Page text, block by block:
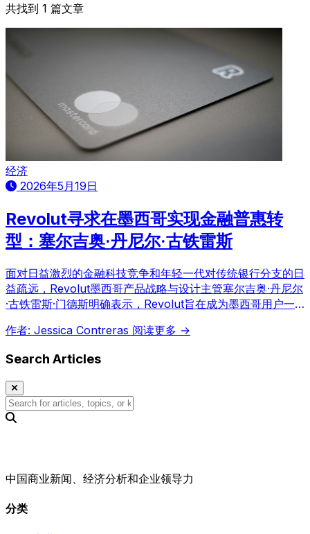
共找到 1 篇文章
经济
2026年5月19日
Revolut寻求在墨西哥实现金融普惠转
型：塞尔吉奥·丹尼尔·古铁雷斯
面对日益激烈的金融科技竞争和年轻一代对传统银行分支的日
益疏远，Revolut墨西哥产品战略与设计主管塞尔吉奥·丹尼尔
·古铁雷斯·门德斯明确表示，Revolut旨在成为墨西哥用户一
作者: Jessica Contreras 阅读更多 →
Search Articles
中国商业新闻、经济分析和企业领导力
分类